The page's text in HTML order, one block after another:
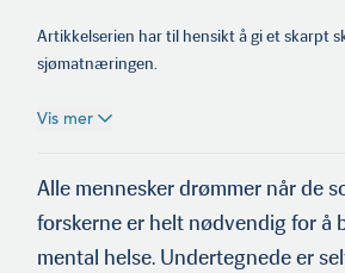
Artikkelserien har til hensikt å gi et skarpt
sjømatnæringen.
Vis mer
Alle mennesker drømmer når de
forskerne er helt nødvendig for å
mental helse. Undertegnede er